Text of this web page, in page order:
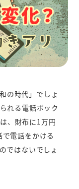
の時代」でしょ
れる電話ボック
、財布に1万円
電話をかける
ではないでしょ